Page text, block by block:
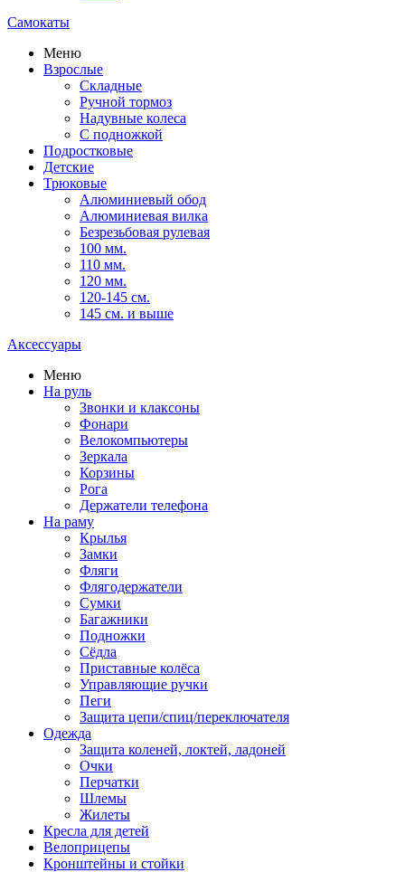
Самокаты
Меню
Взрослые
Складные
Ручной тормоз
Надувные колеса
С подножкой
Подростковые
Детские
Трюковые
Алюминиевый обод
Алюминиевая вилка
Безрезьбовая рулевая
100 мм.
110 мм.
120 мм.
120-145 см.
145 см. и выше
Аксессуары
Меню
На руль
Звонки и клаксоны
Фонари
Велокомпьютеры
Зеркала
Корзины
Рога
Держатели телефона
На раму
Крылья
Замки
Фляги
Флягодержатели
Сумки
Багажники
Подножки
Сёдла
Приставные колёса
Управляющие ручки
Пеги
Защита цепи/спиц/переключателя
Одежда
Защита коленей, локтей, ладоней
Очки
Перчатки
Шлемы
Жилеты
Кресла для детей
Велоприцепы
Кронштейны и стойки